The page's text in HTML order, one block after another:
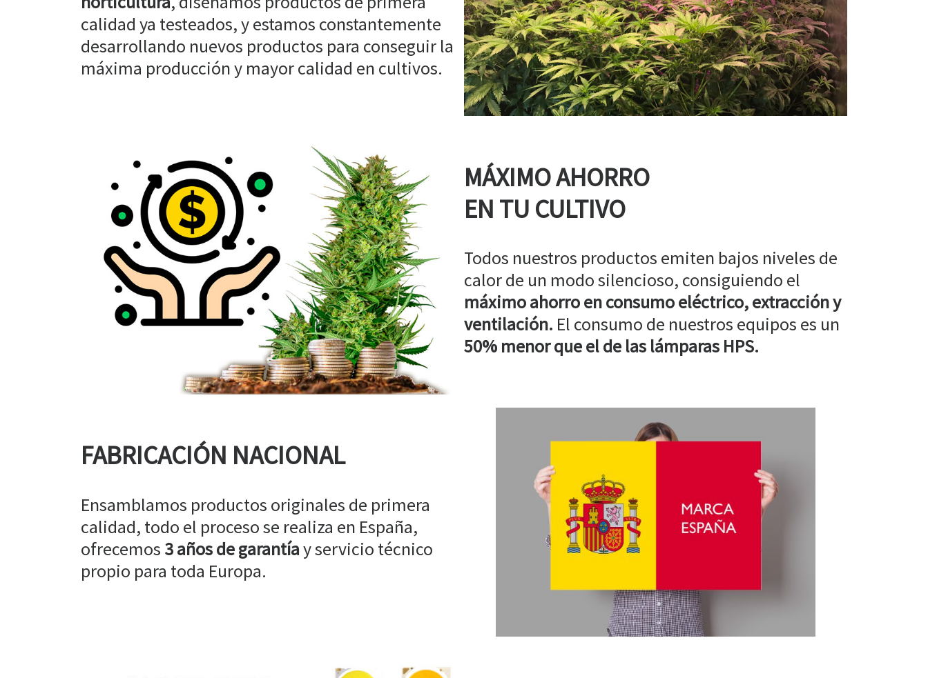
calidad ya testeados, y estamos constantemente
desarrollando nuevos productos para conseguir la
máxima producción y mayor calidad en cultivos.
MÁXIMO AHORRO
EN TU CULTIVO
Todos nuestros productos emiten bajos niveles de
calor de un modo silencioso, consiguiendo el
máximo ahorro en consumo eléctrico, extracción y
ventilación. El consumo de nuestros equipos es un
50% menor que el de las lámparas HPS.
FABRICACIÓN NACIONAL
Ensamblamos productos originales de primera
calidad, todo el proceso se realiza en España,
ofrecemos 3 años de garantíay servicio técnico
propio para toda Europa.